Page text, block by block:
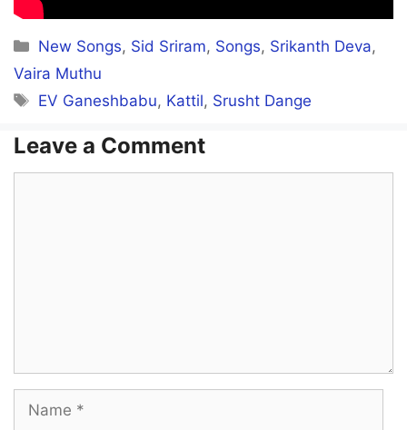
Pengal Ellaam Pushpangal
Vaaimozhiyea Manthirangal
Vaazhven Vazhipaadu
Theivatthin Mozhi Keatkum
Categories
New Songs, Sid Sriram, Songs, Srikanth Deva,
Vaira Muthu
Tags
EV Ganeshbabu, Kattil, Srusht Dange
Leave a Comment
Name